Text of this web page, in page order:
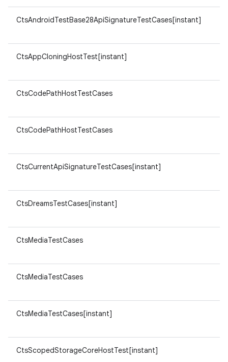
CtsAndroidTestBase28ApiSignatureTestCases[instant]
CtsAppCloningHostTest[instant]
CtsCodePathHostTestCases
CtsCodePathHostTestCases
CtsCurrentApiSignatureTestCases[instant]
CtsDreamsTestCases[instant]
CtsMediaTestCases
CtsMediaTestCases
CtsMediaTestCases[instant]
CtsScopedStorageCoreHostTest[instant]